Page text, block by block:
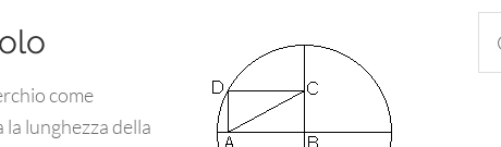
come
lunghezza della